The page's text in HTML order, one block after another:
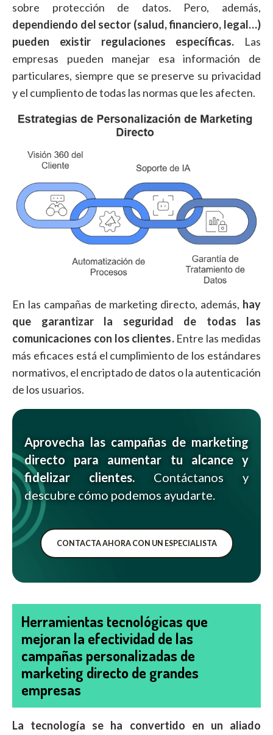
sobre protección de datos. Pero, además,
dependiendo del sector (salud, financiero, legal…)
pueden existir regulaciones específicas. Las
empresas pueden manejar esa información de
particulares, siempre que se preserve su privacidad
y el cumpliento de todas las normas que les afecten.
En las campañas de marketing directo, además, hay
que garantizar la seguridad de todas las
comunicaciones con los clientes.Entre las medidas
más eficaces está el cumplimiento de los estándares
normativos, el encriptado de datos o la autenticación
de los usuarios.
Aprovecha las campañas de marketing
directo para aumentar tu alcance y
fidelizar clientes. Contáctanos y
descubre cómo podemos ayudarte.
CONTACTA AHORA CON UN ESPECIALISTA
Herramientas tecnológicas que
mejoran la efectividad de las
campañas personalizadas de
marketing directo de grandes
empresas
La tecnología se ha convertido en un aliado